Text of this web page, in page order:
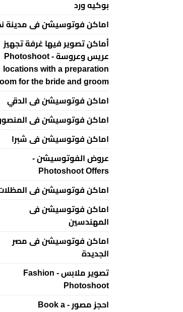
بوكيه ورد
اماكن فوتوسيشن فى مدينة
أماكن تصوير فيها غرفة تجهيز
عريس وعروسة - Photoshoot
locations with a preparation
for the bride and groom
اماكن فوتوسيشن فى الدقي
اماكن فوتوسيشن فى
اماكن فوتوسيشن فى شبرا
عروض الفوتوسيشن -
Photoshoot Offers
اماكن فوتوسيشن فى
اماكن فوتوسيشن فى
المهندسين
اماكن فوتوسيشن فى مصر
الجديدة
تصوير ملابس - Fashion
Photoshoot
احجز مصور - Book a